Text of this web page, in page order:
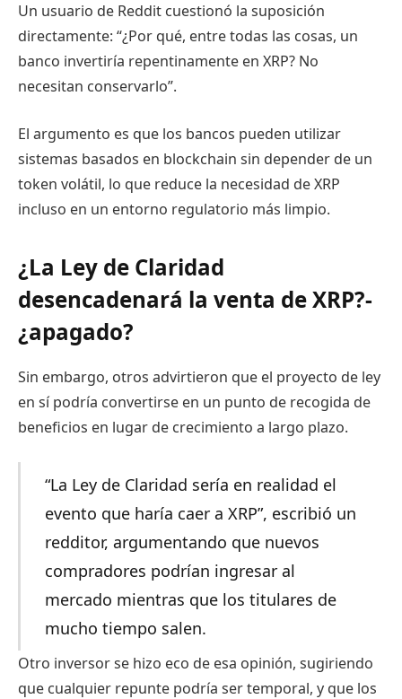
Un usuario de Reddit cuestionó la suposición
directamente: “¿Por qué, entre todas las cosas, un
banco invertiría repentinamente en XRP? No
necesitan conservarlo”.
El argumento es que los bancos pueden utilizar
sistemas basados ​​en blockchain sin depender de un
token volátil, lo que reduce la necesidad de XRP
incluso en un entorno regulatorio más limpio.
¿La Ley de Claridad
desencadenará la venta de XRP?-
¿apagado?
Sin embargo, otros advirtieron que el proyecto de ley
en sí podría convertirse en un punto de recogida de
beneficios en lugar de crecimiento a largo plazo.
“La Ley de Claridad sería en realidad el
evento que haría caer a XRP”, escribió un
redditor, argumentando que nuevos
compradores podrían ingresar al
mercado mientras que los titulares de
mucho tiempo salen.
Otro inversor se hizo eco de esa opinión, sugiriendo
que cualquier repunte podría ser temporal, y que los